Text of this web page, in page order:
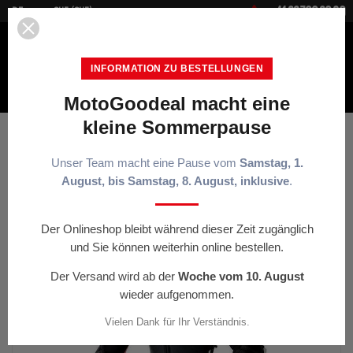
DE CHF (CHF) +41 22 700 20 30
INFORMATION ZU BESTELLUNGEN
MotoGoodeal macht eine
kleine Sommerpause
Unser Team macht eine Pause vom Samstag, 1.
August, bis Samstag, 8. August, inklusive.
Der Onlineshop bleibt während dieser Zeit zugänglich
und Sie können weiterhin online bestellen.
Der Versand wird ab der Woche vom 10. August
wieder aufgenommen.
Vielen Dank für Ihr Verständnis.